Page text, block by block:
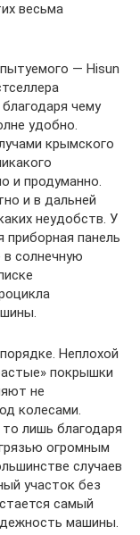
весьма
— Hisun
чему
удобно.
крымского
и продуманно.
и в дальней
неудобств. У
приборная панель
солнечную
Неплохой
покрышки
не
колесами.
лишь благодаря
огромным
случаев
участок без
самый
машины.